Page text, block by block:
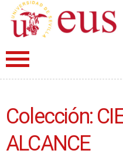
Colección:
ALCANCE